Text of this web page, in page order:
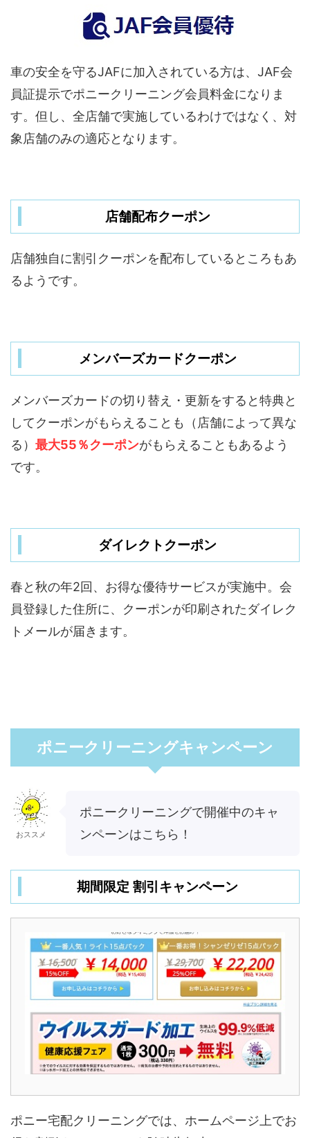
車の安全を守るJAFに加入されている方は、JAF会
員証提示でポニークリーニング会員料金になりま
す。但し、全店舗で実施しているわけではなく、対
象店舗のみの適応となります。
店舗配布クーポン
店舗独自に割引クーポンを配布しているところもあ
るようです。
メンバーズカードクーポン
メンバーズカードの切り替え・更新をすると特典と
してクーポンがもらえることも（店舗によって異な
る） 最大55％クーポンがもらえることもあるよう
です。
ダイレクトクーポン
春と秋の年2回、お得な優待サービスが実施中。会
員登録した住所に、クーポンが印刷されたダイレク
トメールが届きます。
ポニークリーニングキャンペーン
おススメ
ポニークリーニングで開催中のキャ
ンペーンはこちら！
期間限定 割引キャンペーン
ポニー宅配クリーニングでは、ホームページ上でお